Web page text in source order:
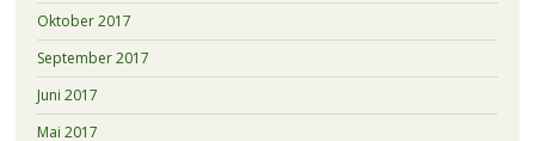
Oktober 2017
September 2017
Juni 2017
Mai 2017